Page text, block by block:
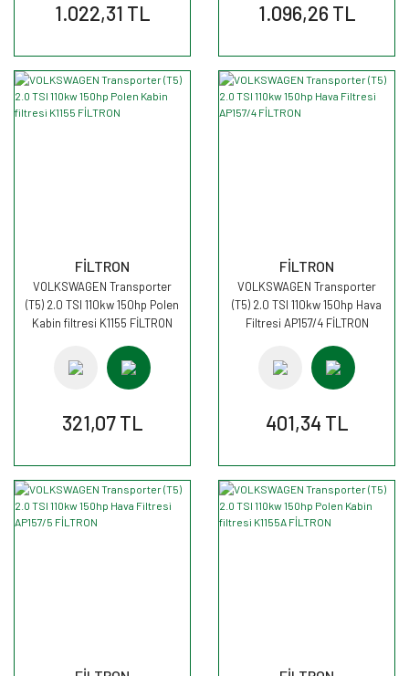
1.022,31 TL 1.096,26 TL
FİLTRON
VOLKSWAGEN Transporter
(T5) 2.0 TSI 110kw 150hp Polen
Kabin filtresi K1155 FİLTRON
321,07 TL
FİLTRON
VOLKSWAGEN Transporter
(T5) 2.0 TSI 110kw 150hp Hava
Filtresi AP157/4 FİLTRON
401,34 TL